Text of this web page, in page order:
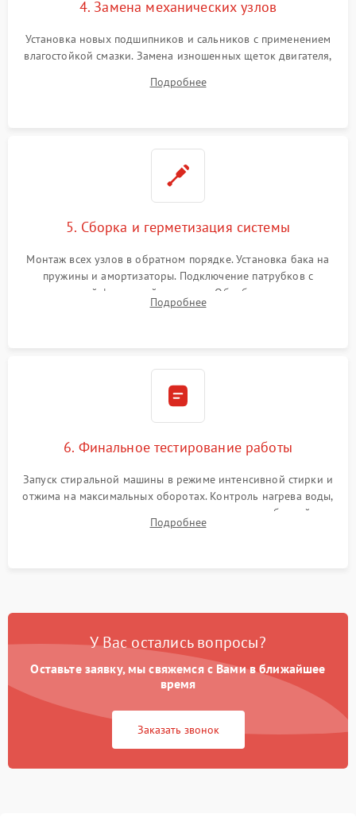
4. Замена механических узлов
Установка новых подшипников и сальников с применением
влагостойкой смазки. Замена изношенных щеток двигателя,
или поврежденной резиновой манжеты.
Подробнее
5. Сборка и герметизация системы
Монтаж всех узлов в обратном порядке. Установка бака на
пружины и амортизаторы. Подключение патрубков с
надежной фиксацией хомутами. Обработка стыков
герметиком для предотвращения возможных протечек воды.
Подробнее
6. Финальное тестирование работы
Запуск стиральной машины в режиме интенсивной стирки и
отжима на максимальных оборотах. Контроль нагрева воды,
корректности слива, отсутствия излишних вибраций,
посторонних стуков и протечек под корпусом.
Подробнее
У Вас остались вопросы?
Оставьте заявку, мы свяжемся с Вами в ближайшее
время
Заказать звонок